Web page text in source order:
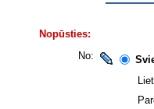
Nopūsties:
No: